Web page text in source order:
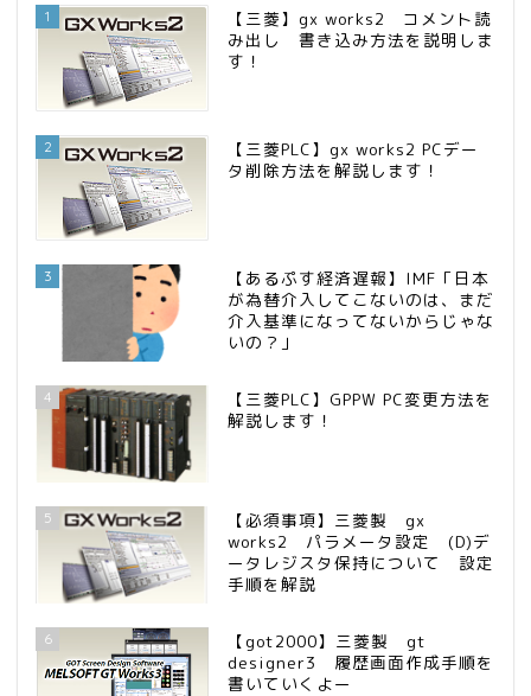
1
【三菱】gx works2 コメント読
み出し 書き込み方法を説明しま
す！
2
【三菱PLC】gx works2 PCデー
タ削除方法を解説します！
3
【あるぷす経済遅報】IMF「日本
が為替介入してこないのは、まだ
介入基準になってないからじゃな
いの？」
4
【三菱PLC】GPPW PC変更方法を
解説します！
5
【必須事項】三菱製 gx
works2 パラメータ設定 (D)デ
ータレジスタ保持について 設定
手順を解説
6
【got2000】三菱製 gt
designer3 履歴画面作成手順を
書いていくよー